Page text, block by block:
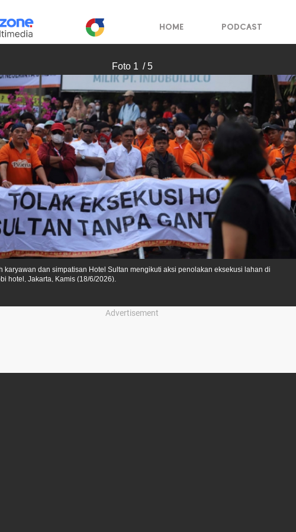
HOME PODCAST
Foto 1 / 5
karyawan dan simpatisan Hotel Sultan mengikuti aksi penolakan eksekusi lahan di
hotel, Jakarta, Kamis (18/6/2026).
Advertisement